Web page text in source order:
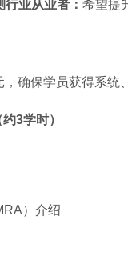
业从业者： 希望提
确保学员获得系统
3学时）
）介绍